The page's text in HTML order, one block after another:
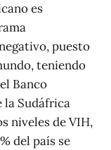
es
puesto
teniendo
Banco
la Sudáfrica
niveles de VIH,
del país se